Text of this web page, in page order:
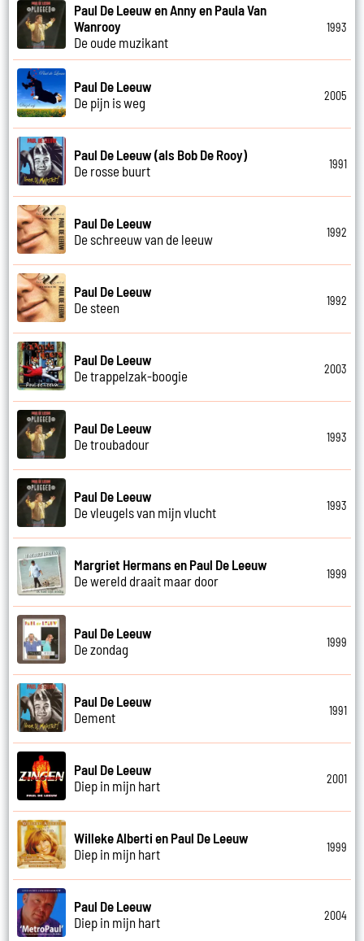
Paul De Leeuw en Anny en Paula Van
Wanrooy
De oude muzikant
1993
Paul De Leeuw
De pijn is weg
2005
Paul De Leeuw (als Bob De Rooy)
De rosse buurt
1991
Paul De Leeuw
De schreeuw van de leeuw
1992
Paul De Leeuw
De steen
1992
Paul De Leeuw
De trappelzak-boogie
2003
Paul De Leeuw
De troubadour
1993
Paul De Leeuw
De vleugels van mijn vlucht
1993
Margriet Hermans en Paul De Leeuw
De wereld draait maar door
1999
Paul De Leeuw
De zondag
1999
Paul De Leeuw
Dement
1991
Paul De Leeuw
Diep in mijn hart
2001
Willeke Alberti en Paul De Leeuw
Diep in mijn hart
1999
Paul De Leeuw
Diep in mijn hart
2004